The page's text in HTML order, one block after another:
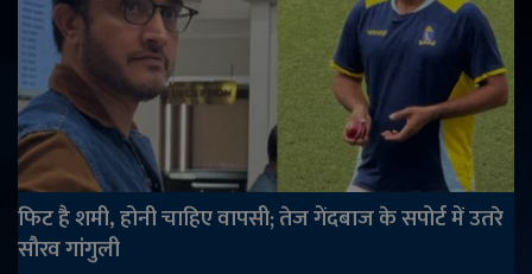
फिट है शमी, होनी चाहिए वापसी; तेज गेंदबाज के सपोर्ट में उतरे
सौरव गांगुली